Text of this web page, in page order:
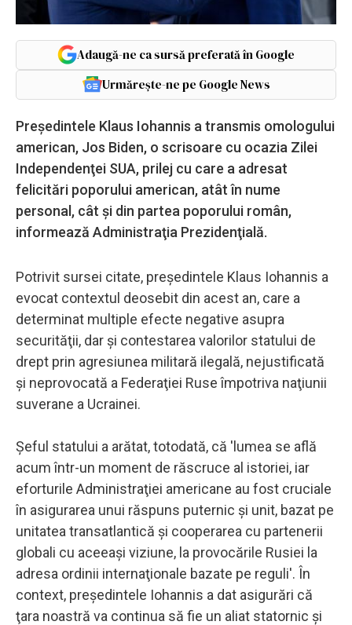
Adaugă-ne ca sursă preferată în Google
Urmărește-ne pe Google News
Preşedintele Klaus Iohannis a transmis omologului
american, Jos Biden, o scrisoare cu ocazia Zilei
Independenţei SUA, prilej cu care a adresat
felicitări poporului american, atât în nume
personal, cât şi din partea poporului român,
informează Administraţia Prezidenţială.
Potrivit sursei citate, preşedintele Klaus Iohannis a
evocat contextul deosebit din acest an, care a
determinat multiple efecte negative asupra
securităţii, dar şi contestarea valorilor statului de
drept prin agresiunea militară ilegală, nejustificată
şi neprovocată a Federaţiei Ruse împotriva naţiunii
suverane a Ucrainei.
Şeful statului a arătat, totodată, că 'lumea se află
acum într-un moment de răscruce al istoriei, iar
eforturile Administraţiei americane au fost cruciale
în asigurarea unui răspuns puternic şi unit, bazat pe
unitatea transatlantică şi cooperarea cu partenerii
globali cu aceeaşi viziune, la provocările Rusiei la
adresa ordinii internaţionale bazate pe reguli'. În
context, preşedintele Iohannis a dat asigurări că
ţara noastră va continua să fie un aliat statornic şi